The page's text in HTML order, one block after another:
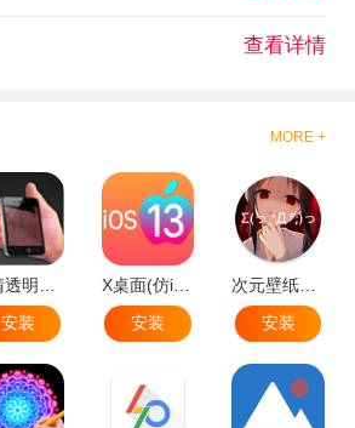
查看详情
MORE +
安装
X桌面(仿iphone11全套软件安卓手机版)
安装
安装